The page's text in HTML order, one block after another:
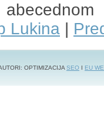
Lukina |
OPTIMIZACIJASEO I EU